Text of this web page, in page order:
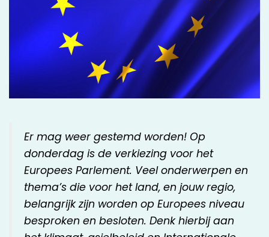
Er mag weer gestemd worden! Op
donderdag is de verkiezing voor het
Europees Parlement. Veel onderwerpen en
thema’s die voor het land, en jouw regio,
belangrijk zijn worden op Europees niveau
besproken en besloten. Denk hierbij aan